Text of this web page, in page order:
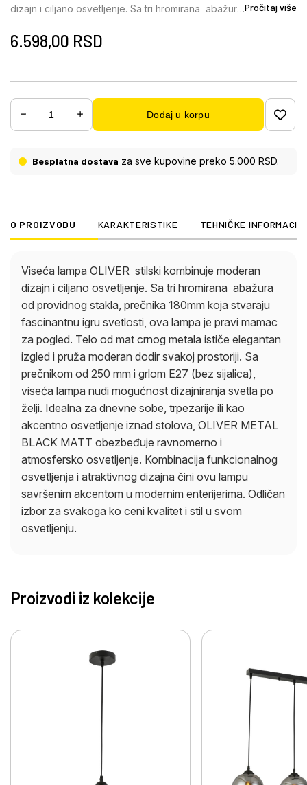
dizajn i ciljano osvetljenje. Sa tri hromirana abažura
fascinantnu igru svetlosti, ova lampa je pravi mamac
(bez sijalica), viseća lampa nudi mogućnost
dizajniranja svetla po želji. Idealna za dnevne sobe,
trpezarije ili kao akcentno osvetljenje iznad
ravnomerno i atmosfersko osvetljenje. Kombinacija
kvalitet i stil u svom osvetljenju.
Pročitaj više
6.598,00 RSD
Dodaj u korpu
Besplatna dostava za sve kupovine preko 5.000 RSD.
O PROIZVODU KARAKTERISTIKE TEHNIČKE
Viseća lampa OLIVER stilski kombinuje moderan
dizajn i ciljano osvetljenje. Sa tri hromirana abažura
od providnog stakla, prečnika 180mm koja stvaraju
fascinantnu igru svetlosti, ova lampa je pravi mamac
za pogled. Telo od mat crnog metala ističe elegantan
izgled i pruža moderan dodir svakoj prostoriji. Sa
prečnikom od 250 mm i grlom E27 (bez sijalica),
viseća lampa nudi mogućnost dizajniranja svetla po
želji. Idealna za dnevne sobe, trpezarije ili kao
akcentno osvetljenje iznad stolova, OLIVER METAL
BLACK MATT obezbeđuje ravnomerno i
atmosfersko osvetljenje. Kombinacija funkcionalnog
osvetljenja i atraktivnog dizajna čini ovu lampu
savršenim akcentom u modernim enterijerima. Odličan
izbor za svakoga ko ceni kvalitet i stil u svom
osvetljenju.
Proizvodi iz kolekcije